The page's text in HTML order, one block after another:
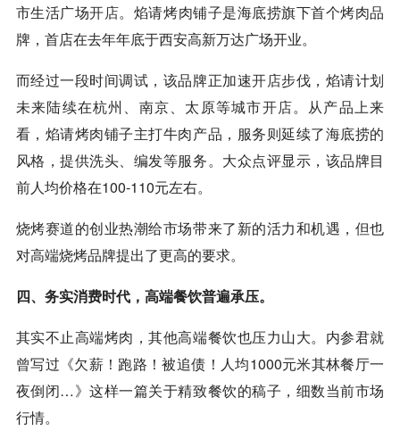
市生活广场开店。焰请烤肉铺子是海底捞旗下首个烤肉品
牌，首店在去年年底于西安高新万达广场开业。
而经过一段时间调试，该品牌正加速开店步伐，焰请计划
未来陆续在杭州、南京、太原等城市开店。从产品上来
看，焰请烤肉铺子主打牛肉产品，服务则延续了海底捞的
风格，提供洗头、编发等服务。大众点评显示，该品牌目
前人均价格在100-110元左右。
烧烤赛道的创业热潮给市场带来了新的活力和机遇，但也
对高端烧烤品牌提出了更高的要求。
四、务实消费时代，高端餐饮普遍承压。
其实不止高端烤肉，其他高端餐饮也压力山大。内参君就
曾写过《欠薪！跑路！被追债！人均1000元米其林餐厅一
夜倒闭…》这样一篇关于精致餐饮的稿子，细数当前市场
行情。